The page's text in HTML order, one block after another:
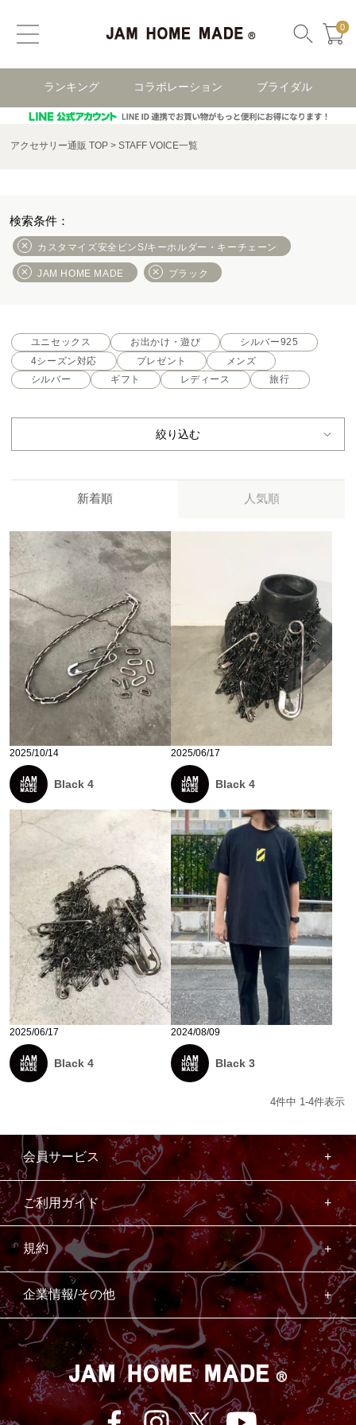
0
ランキング コラボレーション ブライダル
アクセサリー通販 TOP STAFF VOICE一覧
カスタマイズ安全ピンS/キーホルダー・キーチェーン
JAM HOME MADE ブラック
ユニセックス お出かけ・遊び
シルバー925
4シーズン対応
プレゼント
メンズ
シルバー
ギフト レディース 旅行
絞り込む
新着順 人気順
2025/10/14
Black 4
2025/06/17
Black 4
2025/06/17
Black 4
2024/08/09
Black 3
4件中 1 -4件表示
会員サービス
ご利用ガイド
規約
企業情報/その他